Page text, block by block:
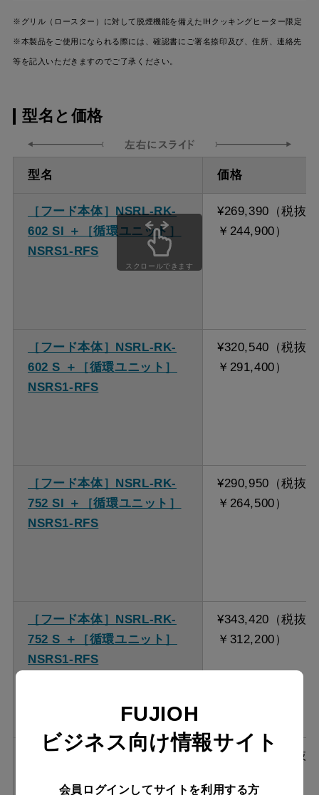
※グリル（ロースター）に対して脱煙機能を備えたIHクッキングヒーター限定
※本製品をご使用になられる際には、確認書にご署名捺印及び、住所、連絡先
等を記入いただきますのでご了承ください。
型名と価格
型名 価格
［フード本体］NSRL-RK-
602 SI ＋［循環ユニット］
NSRS1-RFS
¥269,390（税抜
￥244,900）
［フード本体］NSRL-RK-
602 S ＋［循環ユニット］
NSRS1-RFS
¥320,540（税抜
￥291,400）
［フード本体］NSRL-RK-
752 SI ＋［循環ユニット］
NSRS1-RFS
¥290,950（税抜
￥264,500）
［フード本体］NSRL-RK-
752 S ＋［循環ユニット］
NSRS1-RFS
¥343,420（税抜
￥312,200）
［フード本体］NSRL-RK-
¥312,400（税抜
スクロールできます
FUJIOH
ビジネス向け情報サイト
会員ログインしてサイトを利用する方